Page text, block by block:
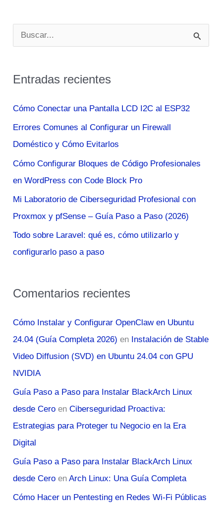
u
c
p
o
r
:
Entradas recientes
Cómo Conectar una Pantalla LCD I2C al ESP32
Errores Comunes al Configurar un Firewall
Doméstico y Cómo Evitarlos
Cómo Configurar Bloques de Código Profesionales
en WordPress con Code Block Pro
Mi Laboratorio de Ciberseguridad Profesional con
Proxmox y pfSense – Guía Paso a Paso (2026)
Todo sobre Laravel: qué es, cómo utilizarlo y
configurarlo paso a paso
Comentarios recientes
Cómo Instalar y Configurar OpenClaw en Ubuntu
24.04 (Guía Completa 2026) en Instalación de Stable
Video Diffusion (SVD) en Ubuntu 24.04 con GPU
NVIDIA
Guía Paso a Paso para Instalar BlackArch Linux
desde Cero enCiberseguridad Proactiva:
Estrategias para Proteger tu Negocio en la Era
Digital
Guía Paso a Paso para Instalar BlackArch Linux
desde Cero enArch Linux: Una Guía Completa
Cómo Hacer un Pentesting en Redes Wi-Fi Públicas